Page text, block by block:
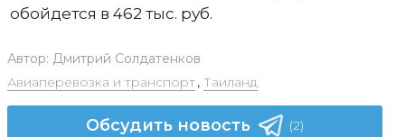
обойдется в 462 тыс. руб.
Автор: Дмитрий Солдатенков
Авиаперевозка и транспорт, Таиланд
Обсудить новость (2)